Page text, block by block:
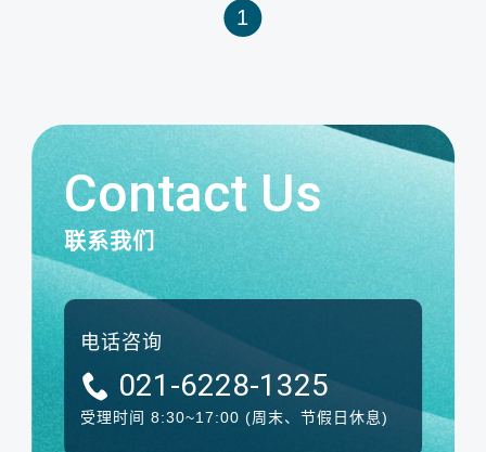
1
Contact Us
联系我们
电话咨询
021-6228-1325
受理时间 8:30~17:00 (周末、节假日休息)